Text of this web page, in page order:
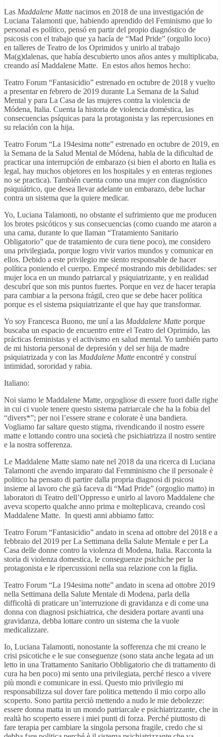
Las Maddalene Matte nacimos en 2018 de una investigación de
Luciana Talamonti que, habiendo aprendido del Feminismo que lo
personal es político, pensó en partir del propio diagnóstico de
psicosis con el trabajo que ya hacía de “Mad Pride” (orgullo loco)
en talleres de Teatro de los Oprimidos y unirlo al trabajo
Ma(g)dalenas, que había descubierto unos años antes y multiplicaba,
creando así Maddalene Matte. En estos años hemos hecho:
Teatro Forum “Fantasicidio” estrenado en octubre de 2018 y vuelto
a presentar en febrero de 2019 durante La Semana de la Salud
Mental y para La Casa de las mujeres contra la violencia de
Módena, Italia. Cuenta la historia de violencia doméstica, las
consecuencias psíquicas para la protagonista y las repercusiones en
su relación con la hija.
Teatro Forum “La 194esima notte” estrenado en octubre de 2019, en
la Semana de la Salud Mental de Módena, habla de la dificultad de
practicar una interrupción de embarazo (si bien el aborto en Italia es
legal, hay muchos objetores en los hospitales y en enteras regiones
no se practica). También cuenta como una mujer con diagnóstico
psiquiátrico, que desea llevar adelante un embarazo, debe luchar
contra un sistema que la quiere medicar.
Yo, Luciana Talamonti, no obstante el sufrimiento que me producen
los brotes psicóticos y sus consecuencias (como cuando me ataron a
una cama, durante lo que llaman “Tratamiento Sanitario
Obligatorio” que de tratamiento de cura tiene poco), me considero
una privilegiada, porque logro vivir varios mundos y comunicar en
ellos. Debido a este privilegio me siento responsable de hacer
política poniendo el cuerpo. Empecé mostrando mis debilidades: ser
mujer loca en un mundo patriarcal y psiquiatrizante, y en realidad
descubrí que son mis puntos fuertes. Porque en vez de hacer terapia
para cambiar a la persona frágil, creo que se debe hacer política
porque es el sistema psiquiatrizante el que hay que transformar.
Yo soy Francesca Buono, me uní a las Maddalene Matte porque
buscaba un espacio de encuentro entre el Teatro del Oprimido, las
prácticas feministas y el activismo en salud mental. Yo también parto
de mi historia personal de depresión y del ser hija de madre
psiquiatrizada y con las Maddalene Matte encontré y construí
intimidad, sororidad y rabia.
Italiano:
Noi siamo le Maddalene Matte, orgogliose di essere fuori dalle righe
in cui ci vuole tenere questo sistema patriarcale che ha la fobia del
“divers*”; per noi l’essere strane e colorate è una bandiera.
Vogliamo far saltare questo stigma, rivendicando il nostro essere
matte e lottando contro una società che psichiatrizza il nostro sentire
e la nostra sofferenza.
Le Maddalene Matte siamo nate nel 2018 da una ricerca di Luciana
Talamonti che avendo imparato dal Femminismo che il personale è
politico ha pensato di partire dalla propria diagnosi di psicosi
insieme al lavoro che già faceva di “Mad Pride” (orgoglio matto) in
laboratori di Teatro dell’Oppresso e unirlo al lavoro Maddalene che
aveva scoperto qualche anno prima e molteplicava, creando così
Maddalene Matte. In questi anni abbiamo fatto:
Teatro Forum “Fantasicidio” andato in scena ad ottobre del 2018 e a
febbraio del 2019 per La Settimana della Salute Mentale e per La
Casa delle donne contro la violenza di Modena, Italia. Racconta la
storia di violenza domestica, le conseguenze psichiche per la
protagonista e le ripercussioni nella sua relazione con la figlia.
Teatro Forum “La 194esima notte” andato in scena ad ottobre 2019
nella Settimana della Salute Mentale di Modena, parla della
difficoltà di praticare un’interruzione di gravidanza e di come una
donna con diagnosi psichiatrica, che desidera portare avanti una
gravidanza, debba lottare contro un sistema che la vuole
medicalizzare.
Io, Luciana Talamonti, nonostante la sofferenza che mi creano le
crisi psicotiche e le sue conseguenze (sono stata anche legata ad un
letto in una Trattamento Sanitario Obbligatorio che di trattamento di
cura ha ben poco) mi sento una privilegiata, perché riesco a vivere
più mondi e comunicare in essi. Questo mio privilegio mi
responsabilizza sul dover fare politica mettendo il mio corpo allo
scoperto. Sono partita perciò mettendo a nudo le mie debolezze:
essere donna matta in un mondo patriarcale e psichiatrizzante, che in
realtà ho scoperto essere i miei punti di forza. Perché piuttosto di
fare terapia per cambiare la singola persona fragile, credo che si